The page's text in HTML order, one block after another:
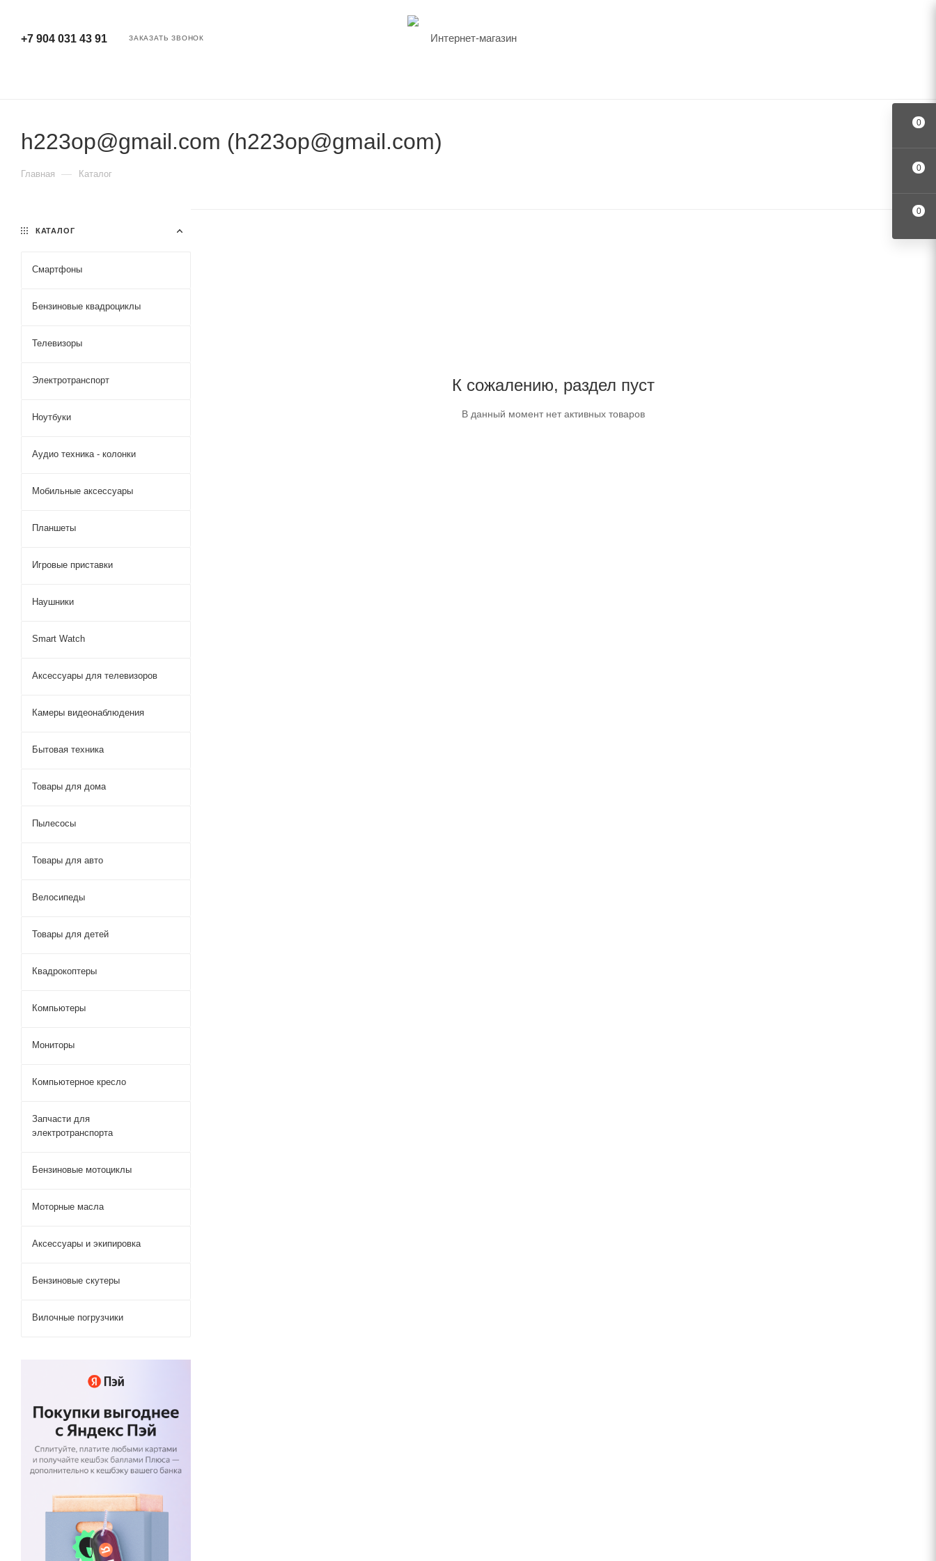
+7 904 031 43 91 ЗАКАЗАТЬ ЗВОНОК
h223op@gmail.com (h223op@gmail.com)
Главная — Каталог
К сожалению, раздел пуст
В данный момент нет активных товаров
КАТАЛОГ
Смартфоны
Бензиновые квадроциклы
Телевизоры
Электротранспорт
Ноутбуки
Аудио техника - колонки
Мобильные аксессуары
Планшеты
Игровые приставки
Наушники
Smart Watch
Аксессуары для телевизоров
Камеры видеонаблюдения
Бытовая техника
Товары для дома
Пылесосы
Товары для авто
Велосипеды
Товары для детей
Квадрокоптеры
Компьютеры
Мониторы
Компьютерное кресло
Запчасти для
электротранспорта
Бензиновые мотоциклы
Моторные масла
Аксессуары и экипировка
Бензиновые скутеры
Вилочные погрузчики
0
0
0